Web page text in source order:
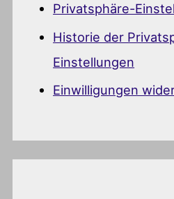
Privatsphäre-
Historie der
Einstellungen
Einwilligungen